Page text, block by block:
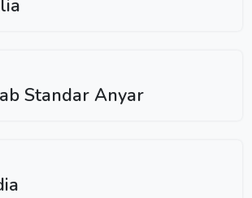
Standar Anyar